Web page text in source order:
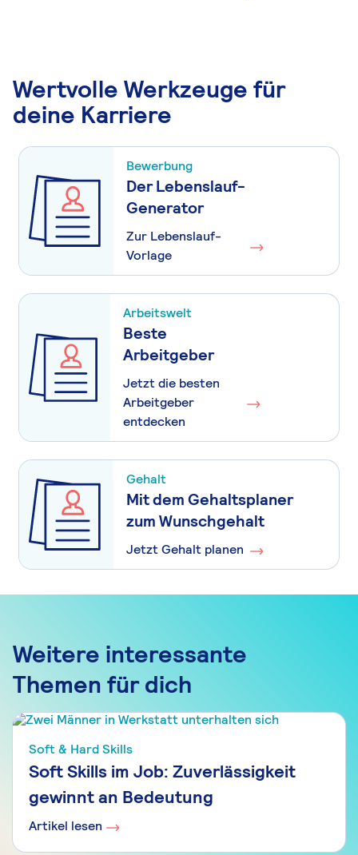
Wertvolle Werkzeuge für
deine Karriere
Bewerbung
Der Lebenslauf-
Generator
Zur Lebenslauf-
Vorlage
Arbeitswelt
Beste
Arbeitgeber
Jetzt die besten
Arbeitgeber
entdecken
Gehalt
Mit dem Gehaltsplaner
zum Wunschgehalt
Jetzt Gehalt planen
Weitere interessante
Themen für dich
Soft & Hard Skills
Soft Skills im Job: Zuverlässigkeit
gewinnt an Bedeutung
Artikel lesen